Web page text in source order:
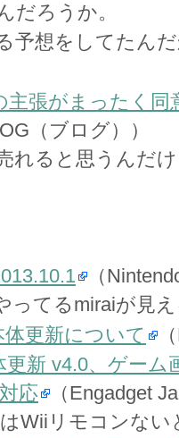
だろうか。
予想をしてたん
主張がまったく
（ブログ））
れると思うんだ
（
ってるmiraiが見
更新について
更新 v4.0、ゲー
応
（Engadget
Wiiリモコンない